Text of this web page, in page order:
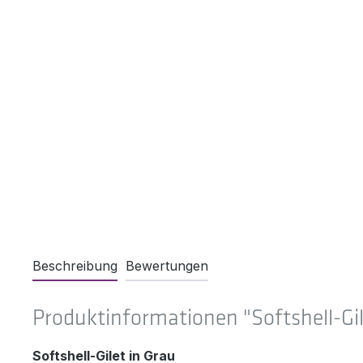
Beschreibung Bewertungen
Produktinformationen "Softshell-
Softshell-Gilet in Grau